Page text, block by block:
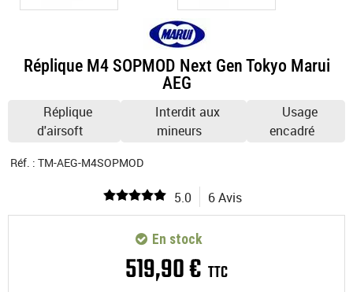
Réplique M4 SOPMOD Next Gen Tokyo Marui
AEG
Réplique
d'airsoft
Interdit aux
mineurs
Usage
encadré
Réf. : TM-AEG-M4SOPMOD
5.0 6 Avis
519,90€ TTC
En stock